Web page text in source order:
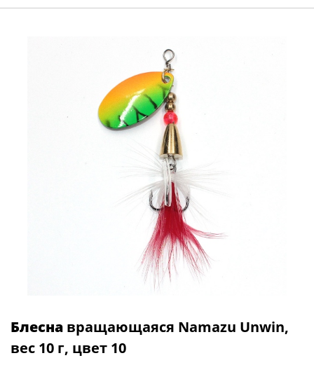
Блесна вращающаяся Namazu Unwin,
вес 10 г, цвет 10